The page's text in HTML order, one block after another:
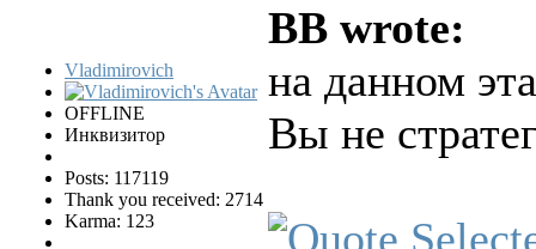
Vladimirovich
OFFLINE
Инквизитор
Posts: 117119
Thank you received: 2714
Karma: 123
BB wrote:
на данном
Вы не